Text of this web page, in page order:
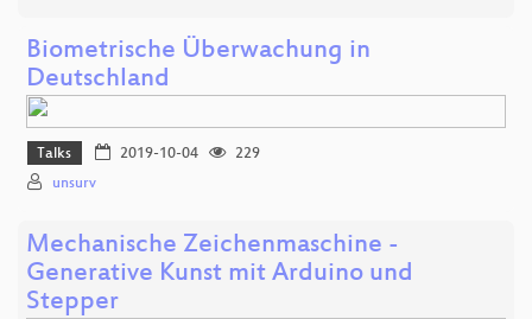
Biometrische Überwachung in
Deutschland
Talks 2019-10-04
229
unsurv
Mechanische Zeichenmaschine -
Generative Kunst mit Arduino und
Stepper